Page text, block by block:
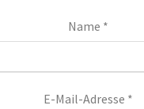
Name *
E-Mail-Adresse *